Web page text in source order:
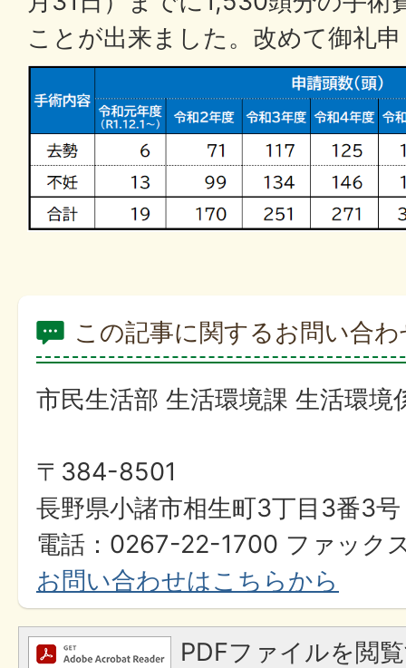
ことが出来ました。改めて御礼
この記事に関するお問い合
市民生活部 生活環境課 生活環境
〒384-8501
長野県小諸市相生町3丁目3番3号
電話：0267-22-1700 ファック
お問い合わせはこちらから
PDFファイルを閲